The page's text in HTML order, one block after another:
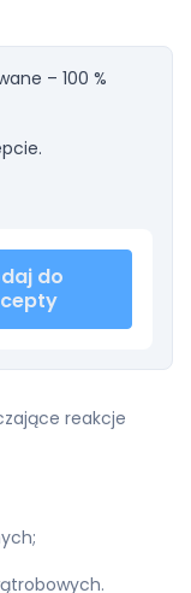
– 100 %
do
reakcje